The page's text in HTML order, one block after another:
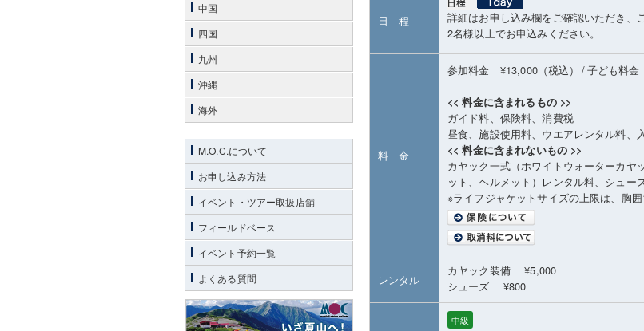
日 程
詳細はお申し込み欄をご確認いただき、
2名様以上でお申込みください。
料 金
参加料金 ¥13,000（税込） /子ども料金
<< 料金に含まれるもの >>
ガイド料、保険料、消費税
昼食、施設使用料、ウエアレンタル料、
<< 料金に含まれないもの >>
カヤック一式（ホワイトウォーターカヤ
ット、ヘルメット）レンタル料、シュー
※ライフジャケットサイズの上限は、胸囲
レンタル
カヤック装備 ¥5,000
シューズ ¥800
中級
中国
四国
九州
沖縄
海外
M.O.C.について
お申し込み方法
イベント・ツアー取扱店舗
フィールドベース
イベント予約一覧
よくある質問